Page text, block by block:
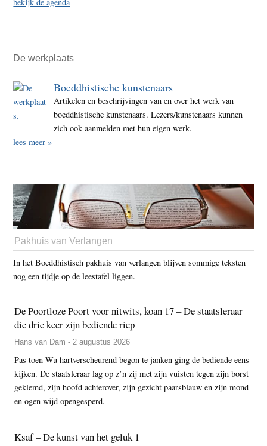
De werkplaats
Boeddhistische kunstenaars
Artikelen en beschrijvingen van en over het werk van
boeddhistische kunstenaars. Lezers/kunstenaars kunnen
zich ook aanmelden met hun eigen werk.
lees meer »
Pakhuis van Verlangen
In het Boeddhistisch pakhuis van verlangen blijven sommige teksten
nog een tijdje op de leestafel liggen.
De Poortloze Poort voor nitwits, koan 17 – De staatsleraar
die drie keer zijn bediende riep
Hans van Dam - 2 augustus 2026
Pas toen Wu hartverscheurend begon te janken ging de bediende eens
kijken. De staatsleraar lag op z’n zij met zijn vuisten tegen zijn borst
geklemd, zijn hoofd achterover, zijn gezicht paarsblauw en zijn mond
en ogen wijd opengesperd.
Ksaf – De kunst van het geluk 1